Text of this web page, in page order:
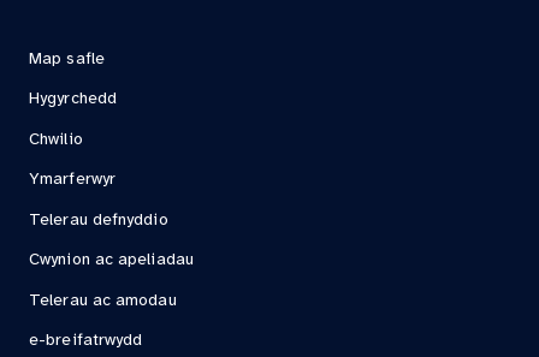
Map safle
Hygyrchedd
Chwilio
Ymarferwyr
Telerau defnyddio
Cwynion ac apeliadau
Telerau ac amodau
e-breifatrwydd